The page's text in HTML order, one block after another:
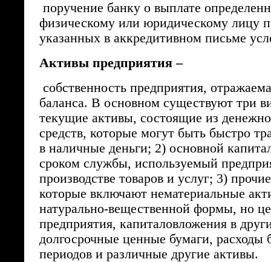
поручение банку о выплате
физическому или юридическому лицу
указанных в аккредитивном письме
Активы предприятия –
собственность предприятия,
баланса. В основном существуют три
текущие активы, состоящие из
средств, которые могут быть быстро
в наличные деньги; 2) основной
сроком службы, используемый
производстве товаров и услуг; 3)
которые включают нематериальные
натурально-вещественной формы, но
предприятия, капиталовложения в
долгосрочные ценные бумаги, расходы
периодов и различные другие активы.